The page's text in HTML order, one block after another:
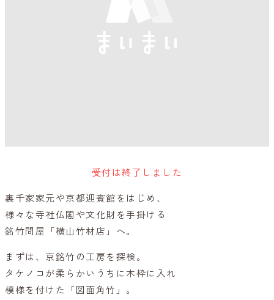
受付は終了しました
裏千家家元や京都迎賓館をはじめ、
様々な寺社仏閣や文化財を手掛ける
銘竹問屋「横山竹材店」へ。
まずは、京銘竹の工房を探検。
タケノコが柔らかいうちに木枠に入れ
模様を付けた「図面角竹」。